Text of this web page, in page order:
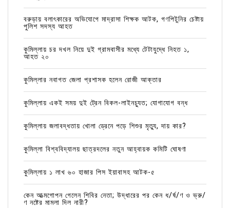
বরুড়ায় বলাৎকারের অভিযোগে মাদ্রাসা শিক্ষক আটক, গণপিটুনির চেষ্টায়
পুলিশ সদস্য আহত
কুমিল্লায় চর দখল নিয়ে দুই গ্রামবাসীর মধ্যে টেটাযুদ্ধে নিহত ১,
আহত ২০
কুমিল্লার নবাগত জেলা প্রশাসক হলেন রোজী আক্তার
কুমিল্লায় একই সময় দুই ট্রেন বিকল-লাইনচ্যুত; যোগাযোগ বন্ধ
কুমিল্লায় জলাবদ্ধতায় খোলা ড্রেনে পড়ে শিশুর মৃত্যু, দায় কার?
কুমিল্লা বিশ্ববিদ্যালয় ছাত্রদলের নতুন আহ্বায়ক কমিটি ঘোষণা
কুমিল্লায় ১ লাখ ৬০ হাজার পিস ইয়াবাসহ আটক-৫
কেন আত্মগোপন গেলেন শিবির নেতা; উদ্ধারের পর কেন ধ/র্ষ/ণ ও ভ্রু/
ণ নষ্টের মামলা দিল নারী?